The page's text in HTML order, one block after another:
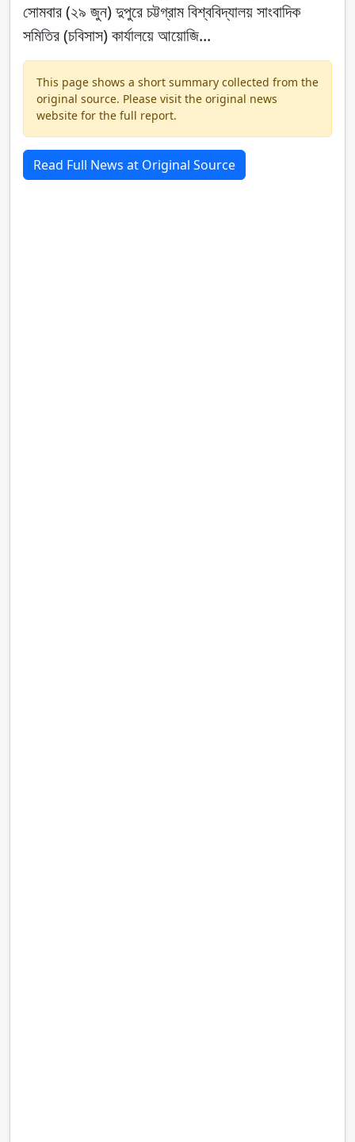
সোমবার (২৯ জুন) দুপুরে চট্টগ্রাম বিশ্ববিদ্যালয় সাংবাদিক
সমিতির (চবিসাস) কার্যালয়ে আয়োজি...
This page shows a short summary collected from the
original source. Please visit the original news
website for the full report.
Read Full News at Original Source